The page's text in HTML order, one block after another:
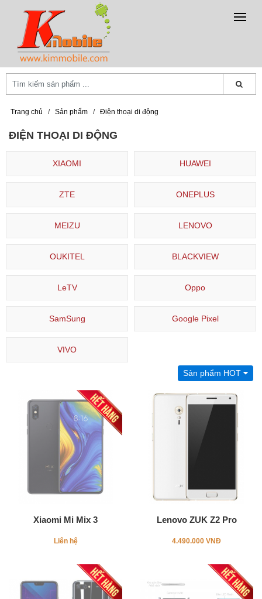
Trang chủ / Sản phẩm / Điện thoại di động
ĐIỆN THOẠI DI ĐỘNG
XIAOMI HUAWEI
ZTE ONEPLUS
MEIZU LENOVO
OUKITEL BLACKVIEW
LeTV Oppo
SamSung Google Pixel
VIVO
Sản phẩm HOT
Xiaomi Mi Mix 3
Liên hệ
Lenovo ZUK Z2 Pro
4.490.000 VNĐ